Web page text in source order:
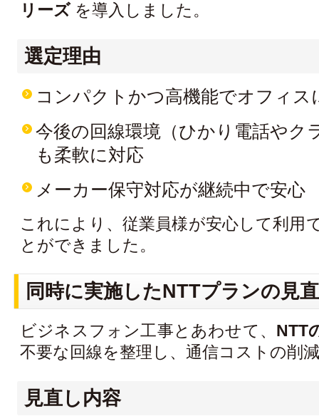
リーズを導入しました。
選定理由
コンパクトかつ高機能でオフィス
今後の回線環境（ひかり電話やク
も柔軟に対応
メーカー保守対応が継続中で安心
これにより、従業員様が安心して利用
とができました。
同時に実施したNTTプランの見
ビジネスフォン工事とあわせて、 NTT
不要な回線を整理し、通信コストの削
見直し内容